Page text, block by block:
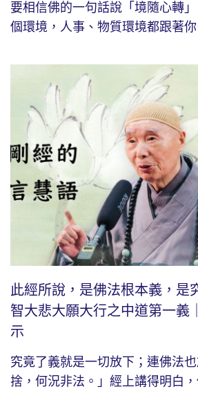
要相信佛的一句話說「境隨心轉
個環境，人事、物質環境都跟著
此經所說，是佛法根本義，是
智大悲大願大行之中道第一義
示
究竟了義就是一切放下；連佛法
捨，何況非法。」經上講得明白